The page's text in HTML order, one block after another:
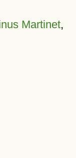
Martinet,